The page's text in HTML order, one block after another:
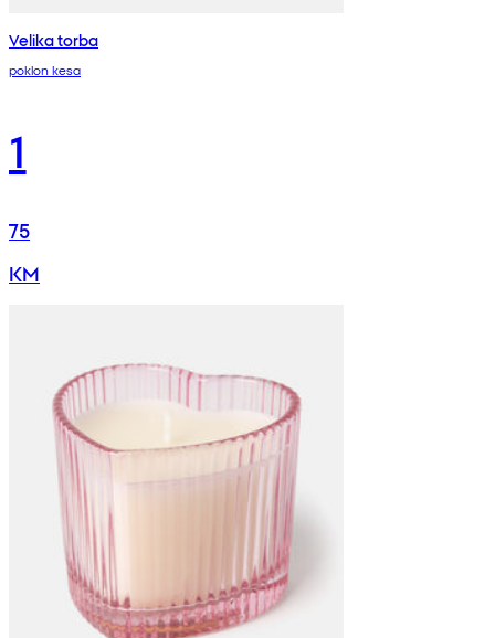
Velika torba
poklon kesa
1
75
KM